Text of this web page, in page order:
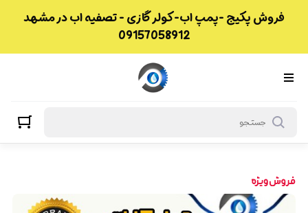
فروش پکیج -پمپ اب-کولر گازی - تصفیه اب در مشهد
09157058912